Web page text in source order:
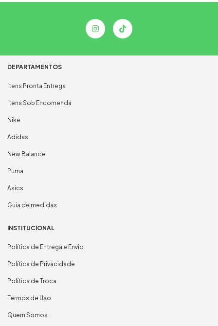
DEPARTAMENTOS
Itens Pronta Entrega
Itens Sob Encomenda
Nike
Adidas
New Balance
Puma
Asics
Guia de medidas
INSTITUCIONAL
Política de Entrega e Envio
Política de Privacidade
Política de Troca
Termos de Uso
Quem Somos